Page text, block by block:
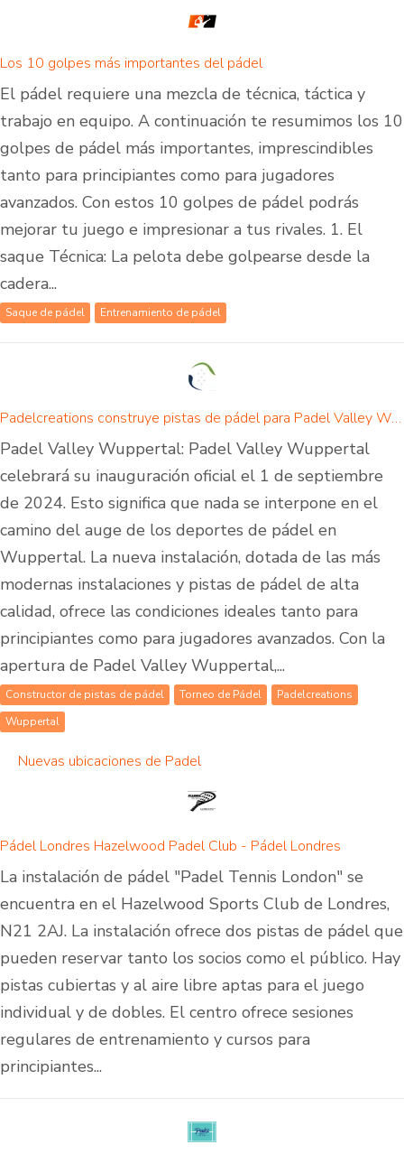
Los 10 golpes más importantes del pádel
El pádel requiere una mezcla de técnica, táctica y
trabajo en equipo. A continuación te resumimos los 10
golpes de pádel más importantes, imprescindibles
tanto para principiantes como para jugadores
avanzados. Con estos 10 golpes de pádel podrás
mejorar tu juego e impresionar a tus rivales. 1. El
saque Técnica: La pelota debe golpearse desde la
cadera...
Saque de pádel Entrenamiento de pádel
Padelcreations construye pistas de pádel para Padel Valley Wuppertal - inauguración el 01 de septiembre de 2024
Padel Valley Wuppertal: Padel Valley Wuppertal
celebrará su inauguración oficial el 1 de septiembre
de 2024. Esto significa que nada se interpone en el
camino del auge de los deportes de pádel en
Wuppertal. La nueva instalación, dotada de las más
modernas instalaciones y pistas de pádel de alta
calidad, ofrece las condiciones ideales tanto para
principiantes como para jugadores avanzados. Con la
apertura de Padel Valley Wuppertal,...
Constructor de pistas de pádel Torneo de Pádel
Padelcreations
Wuppertal
Nuevas ubicaciones de Padel
Pádel Londres Hazelwood Padel Club - Pádel Londres
La instalación de pádel "Padel Tennis London" se
encuentra en el Hazelwood Sports Club de Londres,
N21 2AJ. La instalación ofrece dos pistas de pádel que
pueden reservar tanto los socios como el público. Hay
pistas cubiertas y al aire libre aptas para el juego
individual y de dobles. El centro ofrece sesiones
regulares de entrenamiento y cursos para
principiantes...